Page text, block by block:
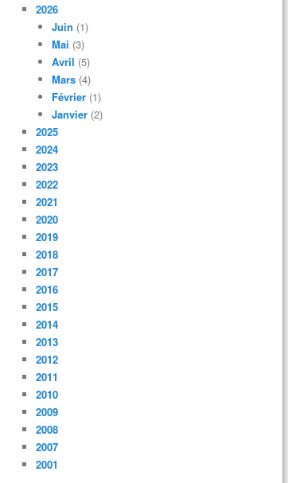
2026
Juin (1)
Mai (3)
Avril (5)
Mars (4)
Février (1)
Janvier (2)
2025
2024
2023
2022
2021
2020
2019
2018
2017
2016
2015
2014
2013
2012
2011
2010
2009
2008
2007
2001